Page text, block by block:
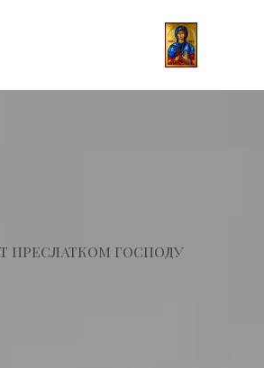
ПРЕСЛАТКОМ ГОСПОДУ